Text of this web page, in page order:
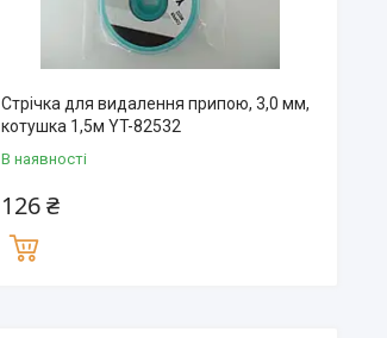
Стрічка для видалення припою, 3,0 мм,
котушка 1,5м YT-82532
В наявності
126 ₴